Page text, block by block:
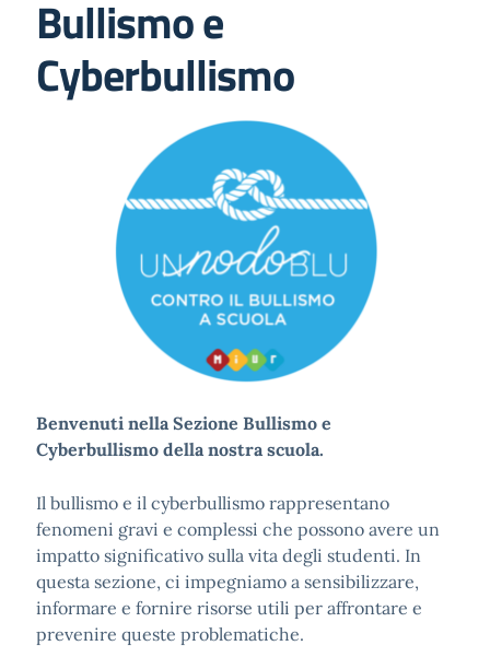
Bullismo e
Cyberbullismo
Benvenuti nella Sezione Bullismo e
Cyberbullismo della nostra scuola.
Il bullismo e il cyberbullismo rappresentano
fenomeni gravi e complessi che possono avere un
impatto significativo sulla vita degli studenti. In
questa sezione, ci impegniamo a sensibilizzare,
informare e fornire risorse utili per affrontare e
prevenire queste problematiche.